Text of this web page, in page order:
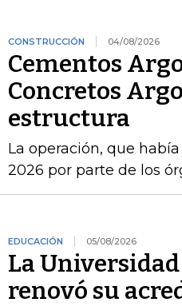
CONSTRUCCIÓN 04/08/2026
Cementos
Concretos
estructura
La operación, que
2026 por parte de los
EDUCACIÓN 05/08/2026
La
renovó su